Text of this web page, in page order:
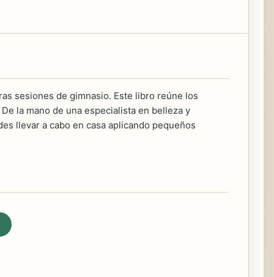
sesiones de gimnasio. Este libro reúne los
la mano de una especialista en belleza y
llevar a cabo en casa aplicando pequeños